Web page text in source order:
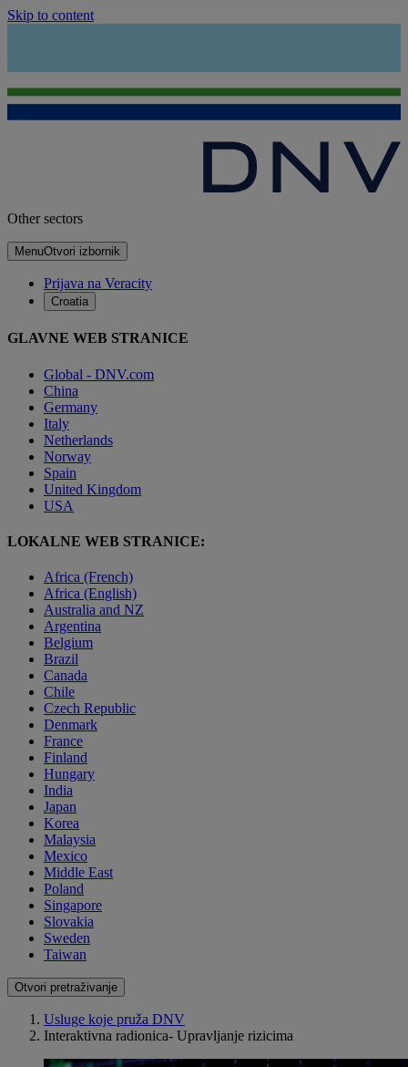
Skip to content
Other sectors
MenuOtvori izbornik
Prijava na Veracity
Croatia
GLAVNE WEB STRANICE
Global - DNV.com
China
Germany
Italy
Netherlands
Norway
Spain
United Kingdom
USA
LOKALNE WEB STRANICE:
Africa (French)
Africa (English)
Australia and NZ
Argentina
Belgium
Brazil
Canada
Chile
Czech Republic
Denmark
France
Finland
Hungary
India
Japan
Korea
Malaysia
Mexico
Middle East
Poland
Singapore
Slovakia
Sweden
Taiwan
Otvori pretraživanje
Usluge koje pruža DNV
Interaktivna radionica- Upravljanje rizicima